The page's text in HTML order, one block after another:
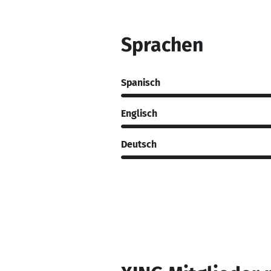
Sprachen
Spanisch
Englisch
Deutsch